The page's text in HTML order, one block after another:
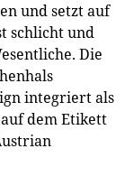
und setzt auf
schlicht und
Die
integriert als
dem Etikett